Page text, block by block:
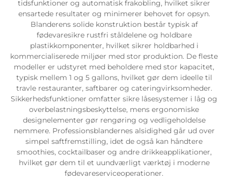
tidsfunktioner og automatisk frakobling, hvilket sikrer
ensartede resultater og minimerer behovet for opsyn.
Blanderens solide konstruktion består typisk af
fødevaresikre rustfri ståldelene og holdbare
plastikkomponenter, hvilket sikrer holdbarhed i
kommercialiserede miljøer med stor produktion. De fleste
modeller er udstyret med beholdere med stor kapacitet,
typisk mellem 1 og 5 gallons, hvilket gør dem ideelle til
travle restauranter, saftbarer og cateringvirksomheder.
Sikkerhedsfunktioner omfatter sikre låsesystemer i låg og
overbelastningsbeskyttelse, mens ergonomiske
designelementer gør rengøring og vedligeholdelse
nemmere. Professionsblandernes alsidighed går ud over
simpel saftfremstilling, idet de også kan håndtere
smoothies, cocktailbaser og andre drikkeapplikationer,
hvilket gør dem til et uundværligt værktøj i moderne
fødevareserviceoperationer.